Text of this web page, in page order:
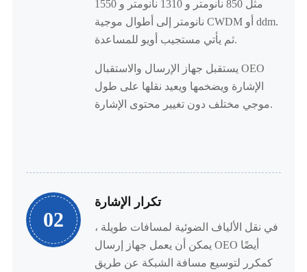
مثل 850 نانومتر و 1310 نانومتر و 1550
نانومتر إلى أطوال موجية CWDM أو ddm.
ثم يأتي مستجيب أويو للمساعدة.
يستقبل جهاز الإرسال والاستقبال OEO
الإشارة ويضخمها ويعيد نقلها على طول
موجي مختلف دون تغيير محتوى الإشارة.
02
تكرار الإشارة
في نقل الألياف الضوئية لمسافات طويلة ،
يمكن أن يعمل جهاز إرسال OEO أيضًا
كمكرر لتوسيع مسافة الشبكة عن طريق